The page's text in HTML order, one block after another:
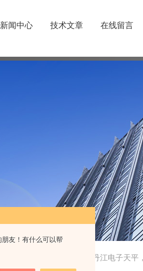
友！有什么可以帮
新闻中心 技术文章 在线留言
牡丹江电子天平，牡丹江电子天